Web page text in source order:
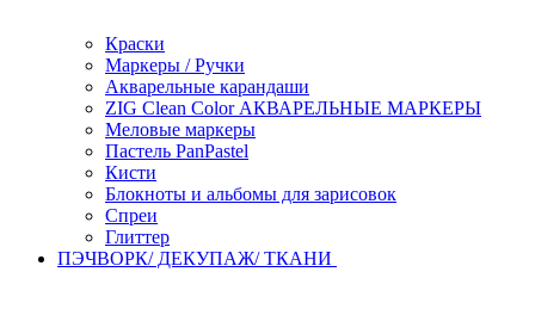
Краски
Маркеры / Ручки
Акварельные карандаши
ZIG Clean Color АКВАРЕЛЬНЫЕ МАРКЕРЫ
Меловые маркеры
Пастель PanPastel
Кисти
Блокноты и альбомы для зарисовок
Спреи
Глиттер
ПЭЧВОРК/ ДЕКУПАЖ/ ТКАНИ